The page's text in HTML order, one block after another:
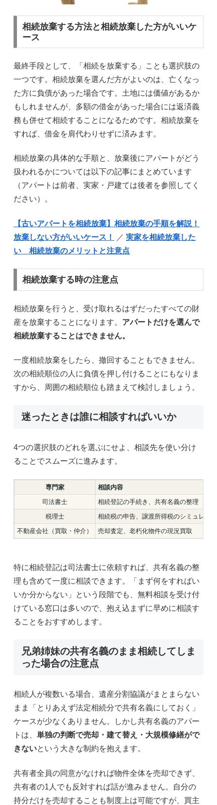
相続放棄する方法と相続放棄した方がいいケ
ース
最終手段として、「相続を放棄する」ことも選択肢の
一つです。相続放棄を選んだ方がよいのは、亡くなっ
た方に負債があった場合です。土地には価値があるか
もしれませんが、多額の借金があった場合には返済義
務も併せて相続することになるためです。相続放棄を
すれば、借金を肩代わりせずに済みます。
相続放棄の具体的な手順と、放棄後にアパートがどう
扱われるかについては以下の記事にまとめています
（アパートは前者、実家・戸建ては後者を参照してく
ださい）。
【古いアパートを相続放棄】相続放棄の手順を解説！
放棄しない方がいいケース！
／ 実家を相続放棄した
い 相続放棄のメリットと注意点
相続放棄する時の注意点
相続放棄を行うと、受け取れるはずだったすべての財
産を放棄することになります。 アパートだけを選んで
相続放棄することはできません。
一度相続放棄をしたら、撤回することもできません。
次の相続順位の人に負債を押し付けることにもなりま
すから、周囲の相続順位も踏まえて検討しましょう。
迷ったときは誰に相談すればいいか
4つの選択肢のどれを選ぶにせよ、相談先を使い分け
ることでスムーズに進みます。
専門家
相談内容
司法書士
相続登記の手続き、共有名義の整理
税理士
相続税の申告、譲渡所得税のシミュレー
不動産会社（買取・仲介）
売却査定、老朽化物件の現況買取
特に相続登記は司法書士に依頼すれば、共有名義の整
理も含めて一度に相談できます。「まず何をすればい
いか分からない」という段階でも、無料相談を受け付
けている窓口は多いので、抱え込まずに早めに相談す
ることをおすすめします。
兄弟姉妹の共有名義のまま相続してしま
った場合の注意点
相続人が複数いる場合、遺産分割協議がまとまらない
まま「とりあえず法定相続分で共有名義にしておく」
ケースが少なくありません。しかし共有名義のアパー
トは、 単独の判断で売却・建て替え・大規模修繕がで
きないという大きな制約を抱えます。
共有者全員の同意がなければ物件全体を売却できず、
共有者の1人でも反対すれば話が進みません。自分の
持分だけを売却することも制度上は可能ですが、買主